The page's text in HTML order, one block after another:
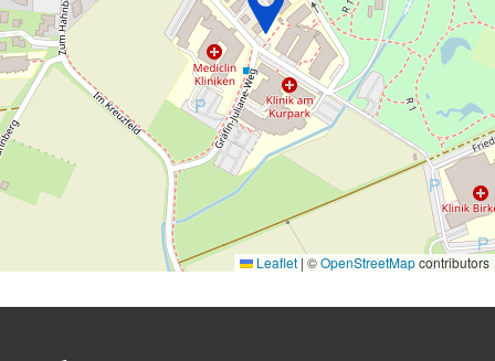
Leaflet | ©OpenStreetMapcontributors